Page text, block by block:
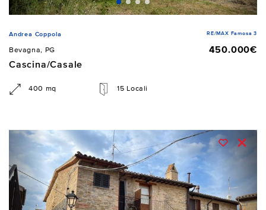
Andrea Coppola RE/MAX Famosa 3
Bevagna, PG
450.000€
Cascina/Casale
400 mq 15 Locali